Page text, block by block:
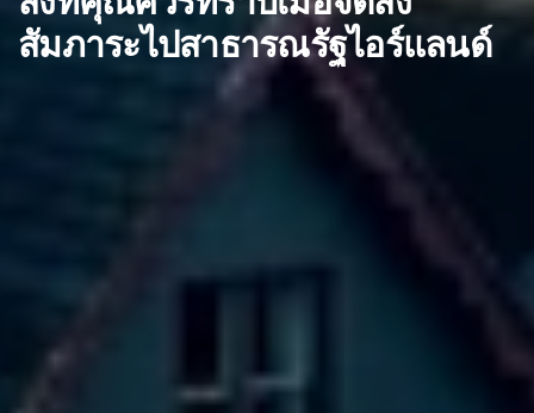
สัมภาระไปสาธารณรัฐไอร์แลนด์